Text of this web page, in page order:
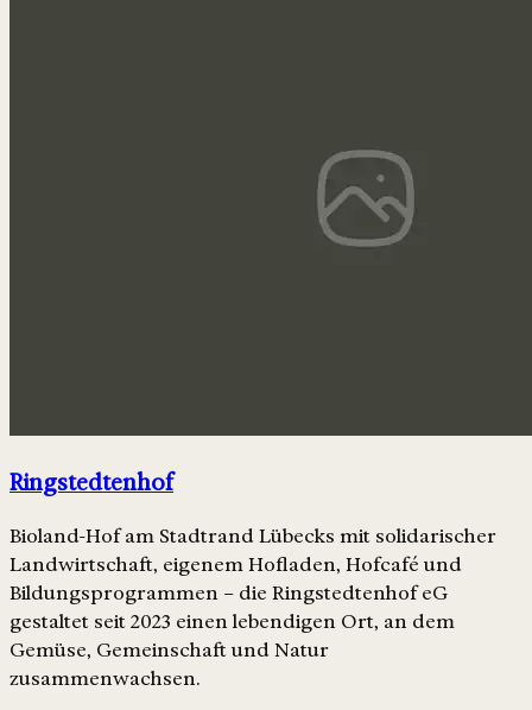
Ringstedtenhof
Bioland-Hof am Stadtrand Lübecks mit solidarischer
Landwirtschaft, eigenem Hofladen, Hofcafé und
Bildungsprogrammen – die Ringstedtenhof eG
gestaltet seit 2023 einen lebendigen Ort, an dem
Gemüse, Gemeinschaft und Natur
zusammenwachsen.